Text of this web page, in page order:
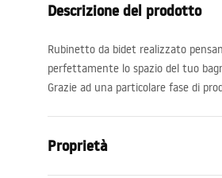
Descrizione del prodotto
Rubinetto da bidet realizzato
perfettamente lo spazio del tuo
Grazie ad una particolare fase di
Proprietà